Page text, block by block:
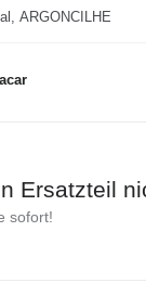
ARGONCILHE
Ersatzteil
sofort!